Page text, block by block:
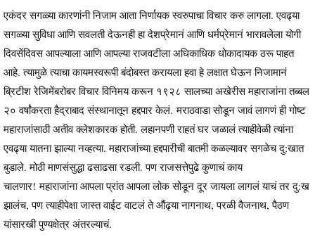
एकंदर सगळ्या कारणांनी निजाम आता निर्णायक स्वरुपाचा विचार करु लागला. एवढ्या
सगळ्या सुविधा आणि सवलती देऊनही हा देशप्रेमानं आणि धर्मप्रेमानं भारावलेला योगी
दिवसेंदिवस आपल्याला आणि आपल्या राजवटीला अधिकाधिक धोकादायक ठरू पाहत
आहे. त्यामुळे त्याचा कायमस्वरूपी बंदोबस्त करायला हवा हे लक्षात घेऊन निजामानं
ब्रिटीश रेजिमेंबरोबर विचार विनिमय करून १९२८ सालच्या अखेरीस महाराजांना तब्बल
२० वर्षांकरता हैद्राबाद संस्थानातून हद्दपार केलं. मराठवाडा सोडून जावं लागणं ही गोष्ट
महाराजांसाठी अतीव क्लेशकारक होती. लहानपणी राहतं घर जळालं त्याहीवेळी त्यांना
एवढ्या यातना झाल्या नव्हत्या. महाराजांच्या हद्दपारीची बातमी कळल्यावर सगळेच दु:खात
बुडाले. मोठी माणसंसुद्धा ढसाढसा रडली. पण राजसत्तेपुढे कुणाचं काय
चालणार! महाराजांना आपला प्रांत आपला लोक सोडून दूर जायला लागलं याचं तर दु:ख
झालंच, पण त्याहीपेक्षा जास्त वाईट वाटलं ते औंढ्या नागनाथ, परळी वैजनाथ, पैठण
यांसारखी पुण्यक्षेत्र अंतरल्याचं.